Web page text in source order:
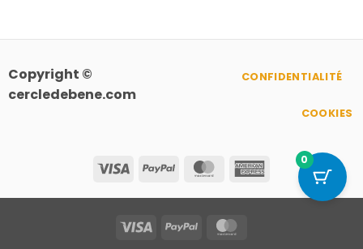
Copyright ©
cercledebene.com
Visa PayPal MasterCardAmerican
Express
CONFIDENTIALITÉ
COOKIES
Visa PayPal
0